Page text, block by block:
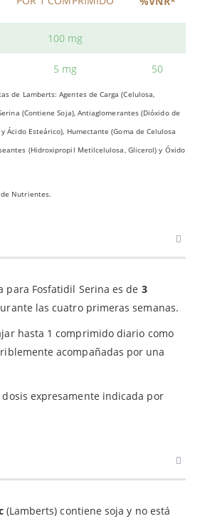
100 mg
5 mg 50
de Lamberts: Agentes de Carga (Celulosa,
(Contiene Soja), Antiaglomerantes (Dióxido de
Ácido Esteárico), Humectante (Goma de Celulosa
(Hidroxipropil Metilcelulosa, Glicerol) y Óxido
Nutrientes.
para Fosfatidil Serina es de 3
las cuatro primeras semanas.
hasta 1 comprimido diario como
acompañadas por una
expresamente indicada por
(Lamberts) contiene soja y no está